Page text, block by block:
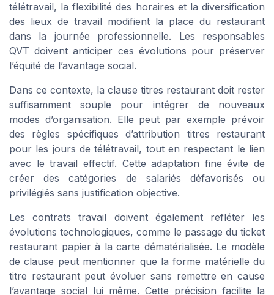
télétravail, la flexibilité des horaires et la diversification
des lieux de travail modifient la place du restaurant
dans la journée professionnelle. Les responsables
QVT doivent anticiper ces évolutions pour préserver
l’équité de l’avantage social.
Dans ce contexte, la clause titres restaurant doit rester
suffisamment souple pour intégrer de nouveaux
modes d’organisation. Elle peut par exemple prévoir
des règles spécifiques d’attribution titres restaurant
pour les jours de télétravail, tout en respectant le lien
avec le travail effectif. Cette adaptation fine évite de
créer des catégories de salariés défavorisés ou
privilégiés sans justification objective.
Les contrats travail doivent également refléter les
évolutions technologiques, comme le passage du ticket
restaurant papier à la carte dématérialisée. Le modèle
de clause peut mentionner que la forme matérielle du
titre restaurant peut évoluer sans remettre en cause
l’avantage social lui même. Cette précision facilite la